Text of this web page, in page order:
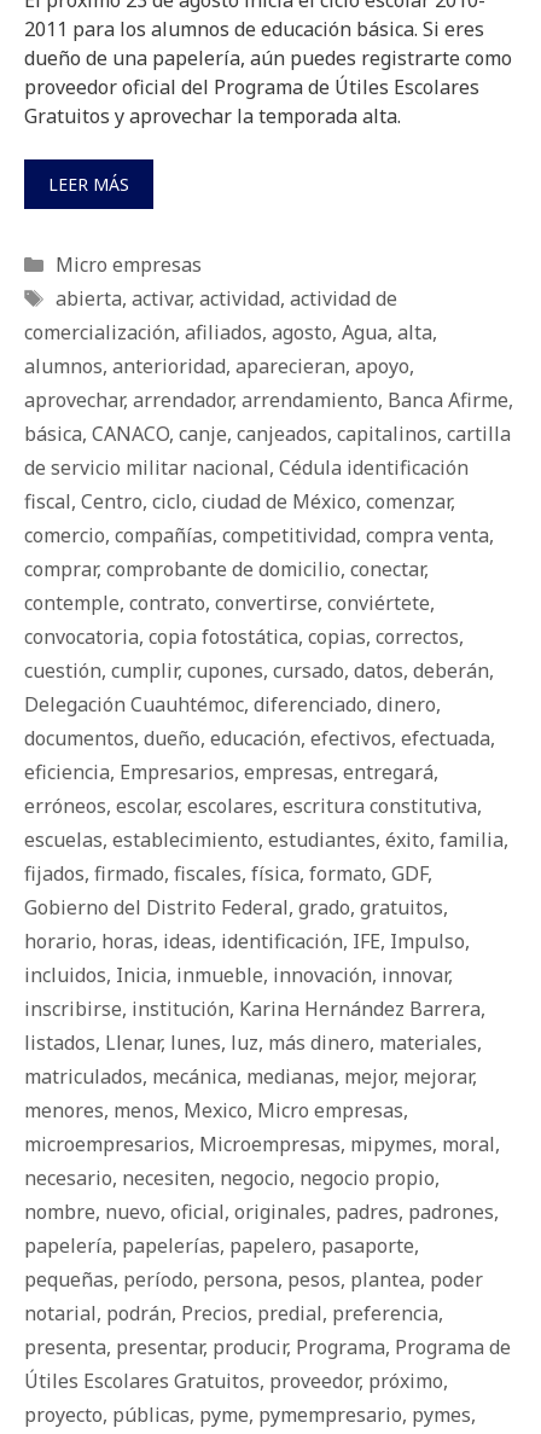
2011 para los alumnos de educación básica. Si eres
dueño de una papelería, aún puedes registrarte como
proveedor oficial del Programa de Útiles Escolares
Gratuitos y aprovechar la temporada alta.
LEER MÁS
Categorías
Micro empresas
Etiquetas
abierta, activar, actividad, actividad de
comercialización, afiliados, agosto, Agua, alta,
alumnos, anterioridad, aparecieran, apoyo,
aprovechar, arrendador, arrendamiento, Banca Afirme,
básica, CANACO, canje, canjeados, capitalinos, cartilla
de servicio militar nacional, Cédula identificación
fiscal, Centro, ciclo, ciudad de México, comenzar,
comercio, compañías, competitividad, compra venta,
comprar, comprobante de domicilio, conectar,
contemple, contrato, convertirse, conviértete,
convocatoria, copia fotostática, copias, correctos,
cuestión, cumplir, cupones, cursado, datos, deberán,
Delegación Cuauhtémoc, diferenciado, dinero,
documentos, dueño, educación, efectivos, efectuada,
eficiencia, Empresarios, empresas, entregará,
erróneos, escolar, escolares, escritura constitutiva,
escuelas, establecimiento, estudiantes, éxito, familia,
fijados, firmado, fiscales, física, formato, GDF,
Gobierno del Distrito Federal, grado, gratuitos,
horario, horas, ideas, identificación, IFE, Impulso,
incluidos, Inicia, inmueble, innovación, innovar,
inscribirse, institución, Karina Hernández Barrera,
listados, Llenar, lunes, luz, más dinero, materiales,
matriculados, mecánica, medianas, mejor, mejorar,
menores, menos, Mexico, Micro empresas,
microempresarios, Microempresas, mipymes, moral,
necesario, necesiten, negocio, negocio propio,
nombre, nuevo, oficial, originales, padres, padrones,
papelería, papelerías, papelero, pasaporte,
pequeñas, período, persona, pesos, plantea, poder
notarial, podrán, Precios, predial, preferencia,
presenta, presentar, producir, Programa, Programa de
Útiles Escolares Gratuitos, proveedor, próximo,
proyecto, públicas, pyme, pymempresario, pymes,